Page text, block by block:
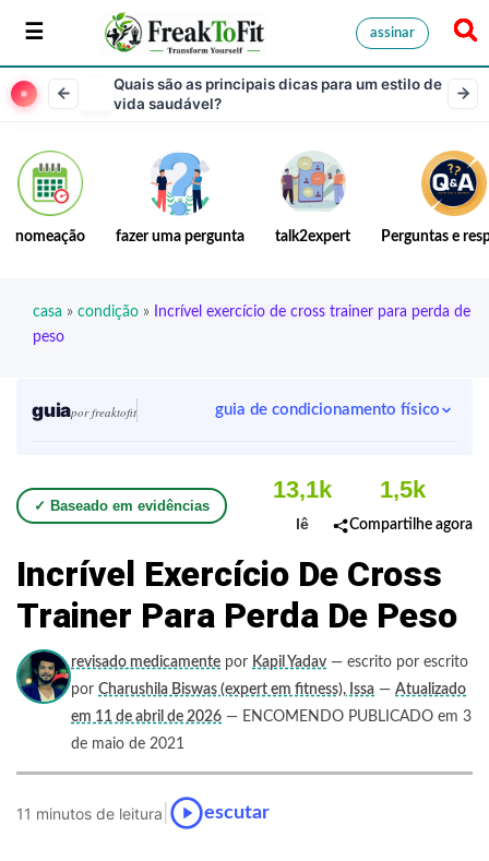
assinar
Quais são as principais dicas para um estilo de
vida saudável?
nomeação fazer uma pergunta talk2expert Perguntas e
casa » condição »
Incrível exercício de cross trainer para perda de
peso
guiapor freaktofit guia de condicionamento físico
✓ Baseado em evidências
13,1k
lê
1,5k
Compartilhe agora
Incrível Exercício De Cross
Trainer Para Perda De Peso
revisado medicamente por Kapil Yadav — escrito por escrito
por Charushila Biswas (expert em fitness), Issa — Atualizado
em 11 de abril de 2026 — ENCOMENDO PUBLICADO em 3
de maio de 2021
11 minutos de leitura escutar